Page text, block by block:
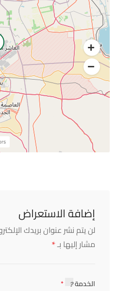
إضافة الاستعراض
لن يتم نشر عنوان بريدك
مشار إليها بـ*
الخدمة